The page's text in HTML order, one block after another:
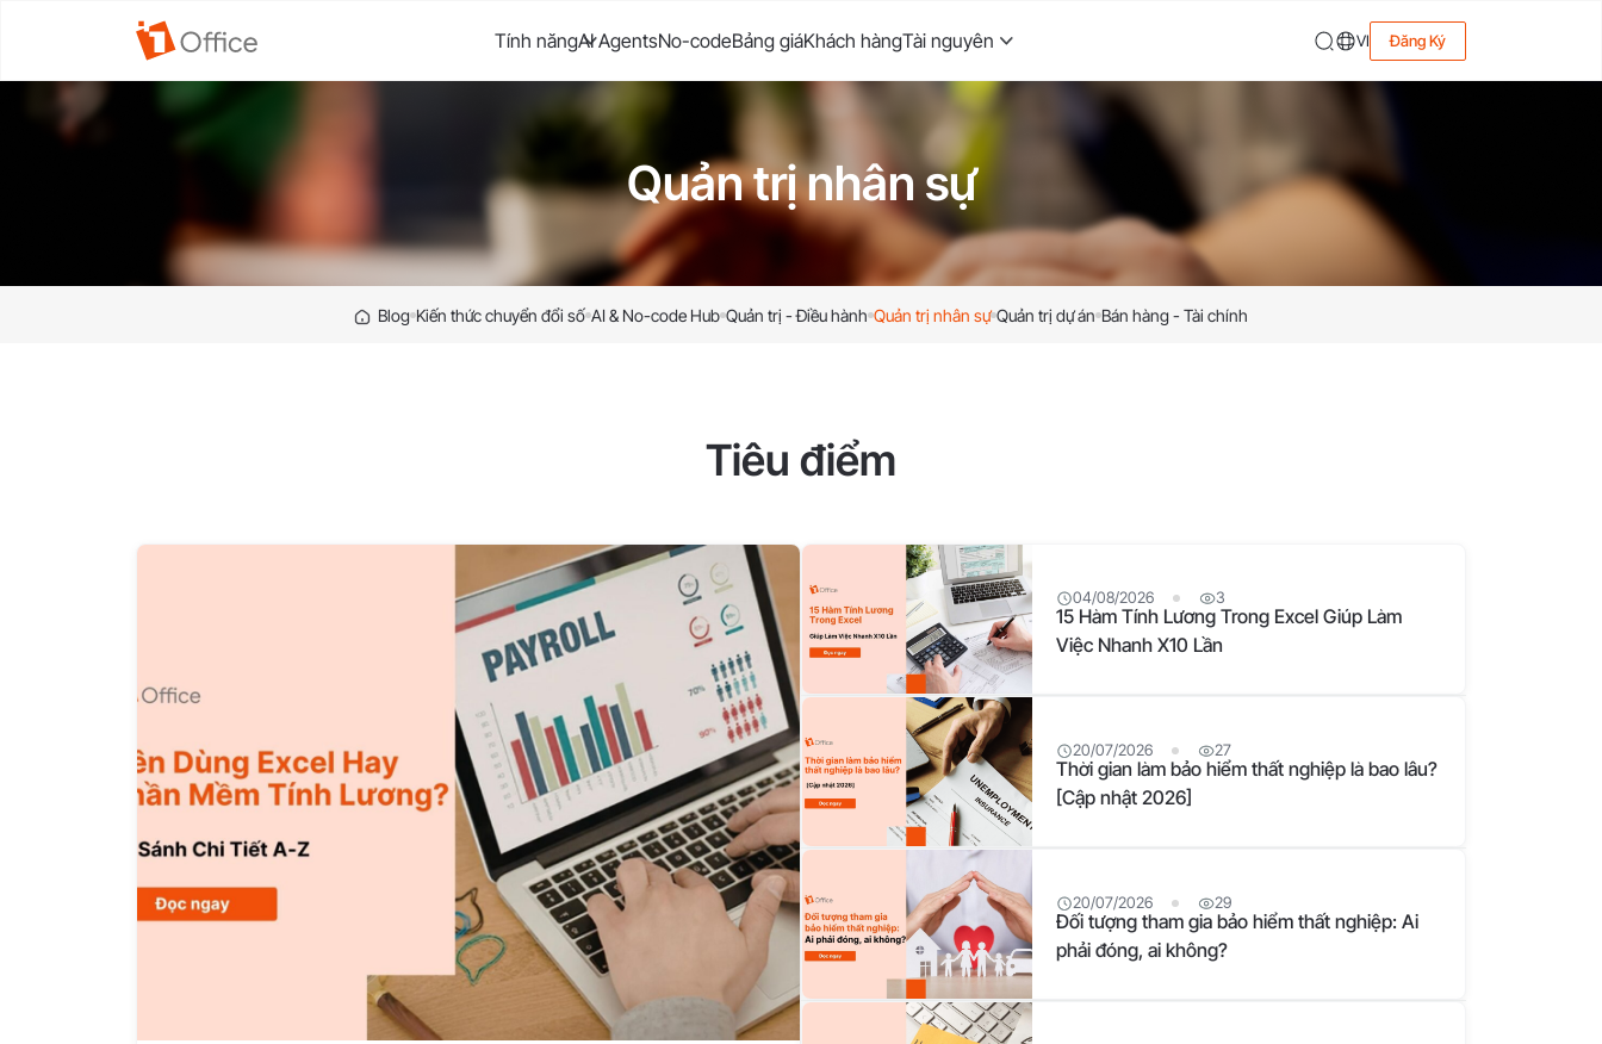
Tính năngAI AgentsNo-codeBảng giáKhách hàngTài nguyên VI Đăng Ký
Quản trị nhân sự
Blog Kiến thức chuyển đổi số AI & No-code Hub Quản trị - Điều hành Quản trị nhân sự Quản trị dự án Bán hàng - Tài chính
Tiêu điểm
04/08/2026 3
15 Hàm Tính Lương Trong Excel Giúp Làm
Việc Nhanh X10 Lần
20/07/2026 27
Thời gian làm bảo hiểm thất nghiệp là bao lâu?
[Cập nhật 2026]
20/07/2026 29
Đối tượng tham gia bảo hiểm thất nghiệp: Ai
phải đóng, ai không?